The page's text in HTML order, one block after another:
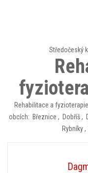
Středočeský
Rehabilitace a
obcích: Březnice , Dobříš,
Rybníky,